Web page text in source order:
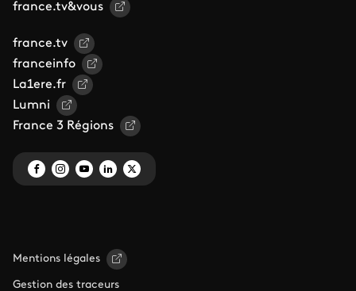
france.tv&vous
france.tv
franceinfo
La1ere.fr
Lumni
France 3 Régions
Mentions légales
Gestion des traceurs